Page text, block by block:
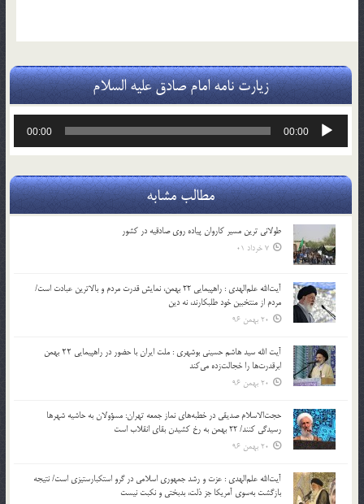
زیارت نامه امام صادق علیه السلام
پخش‌کننده
00:00
00:00
مطالب مشابه
طولانی ترین مسیر کاروان پیاده روی صادقیه در کشور
7 خرداد 01
آیت‌الله علم‌الهدی : راهپیمایی 22 بهمن، نمایش قدرت مردم و بالاترین عبادت است/
مردم از منتخبین خود طلبکارند، نه دین
20 بهمن 96
آیت الله سید هاشم حسینی بوشهری : ملت ایران با حضور در راهپیمایی ۲۲ بهمن
ابرقدرت‌ها را خجالت‌زده می‌کند
20 بهمن 96
حجت‌الاسلام صدیقی در خطبه‌های نماز جمعه تهران: مسؤولان به حاشیه شهرها
رسیدگی کنند/ 22 بهمن به رخ کشیدن بقای انقلاب است
20 بهمن 96
آیت‌الله علم‌الهدی : عزت و رشد جمهوری اسلامی در گرو استکبارستیزی است/ نتیجه
بازگشت به‌سوی آمریکا جز ذلت، بدبختی و نکبت نیست